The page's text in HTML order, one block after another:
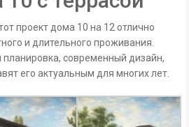
проект дома 10 на 12 отлично
и длительного проживания.
современный дизайн,
его актуальным для многих лет.